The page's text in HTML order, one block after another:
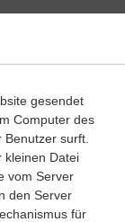
Lernjahr 4
gesendet
Computer des
surft.
kleinen Datei
vom Server
den Server
für